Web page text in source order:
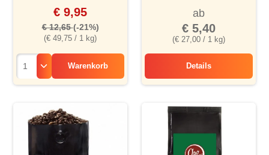
(€ 49,75 / 1 kg)
€ 9,95
€ 12,65(-21%)
Warenkorb
(€ 27,00 / 1 kg)
ab
€ 5,40
Details
Kaffee „Primero“